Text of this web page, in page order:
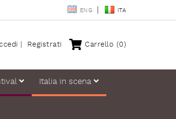
ENG ITA
Registrati Carrello (0)
Italia in scena